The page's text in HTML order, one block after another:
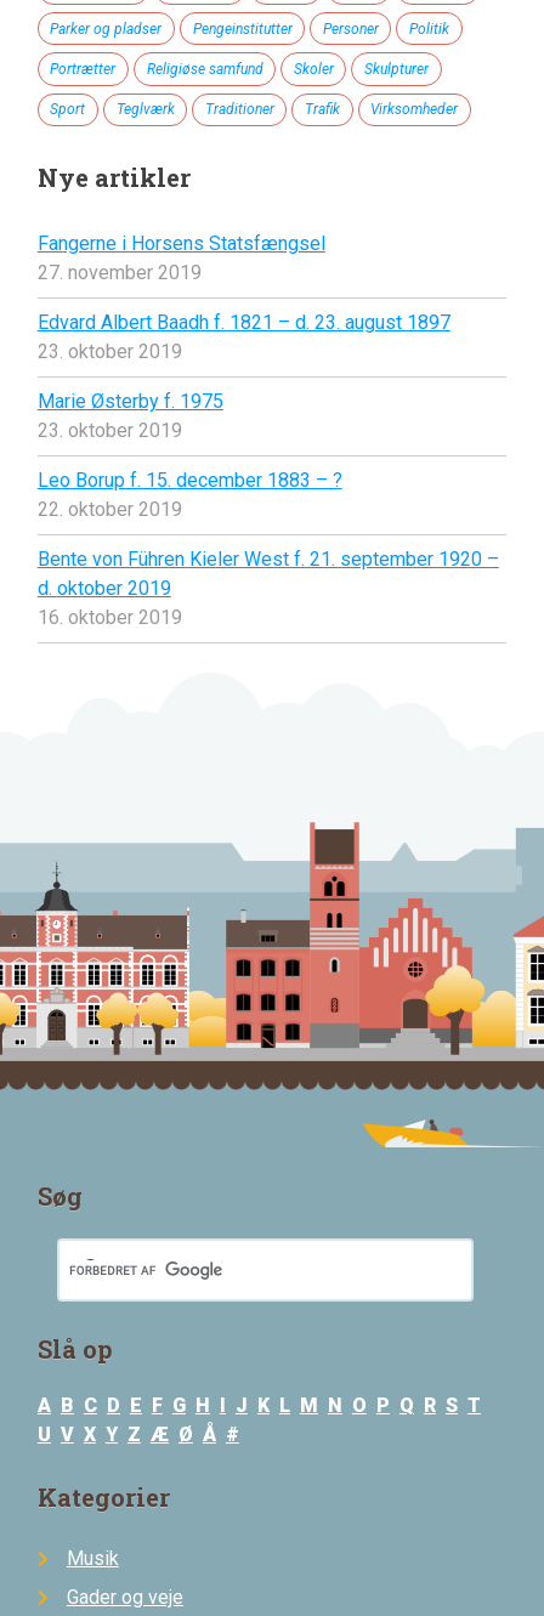
Parker og pladser Pengeinstitutter Personer Politik
Portrætter Religiøse samfund Skoler Skulpturer
Sport Teglværk Traditioner Trafik Virksomheder
Nye artikler
Fangerne i Horsens Statsfængsel
27. november 2019
Edvard Albert Baadh f. 1821 – d. 23. august 1897
23. oktober 2019
Marie Østerby f. 1975
23. oktober 2019
Leo Borup f. 15. december 1883 – ?
22. oktober 2019
Bente von Führen Kieler West f. 21. september 1920 –
d. oktober 2019
16. oktober 2019
Søg
Slå op
A B C D E F G H I J K L M N O P Q R S T
U V X Y Z Æ Ø Å #
Kategorier
Musik
Gader og veje